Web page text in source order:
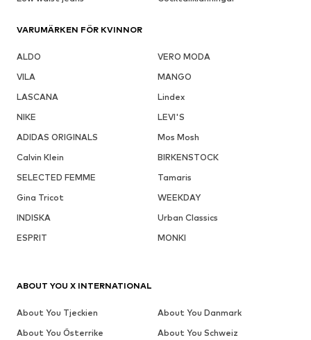
VARUMÄRKEN FÖR KVINNOR
ALDO
VERO MODA
VILA
MANGO
LASCANA
Lindex
NIKE
LEVI'S
ADIDAS ORIGINALS
Mos Mosh
Calvin Klein
BIRKENSTOCK
SELECTED FEMME
Tamaris
Gina Tricot
WEEKDAY
INDISKA
Urban Classics
ESPRIT
MONKI
ABOUT YOU X INTERNATIONAL
About You Tjeckien
About You Danmark
About You Österrike
About You Schweiz